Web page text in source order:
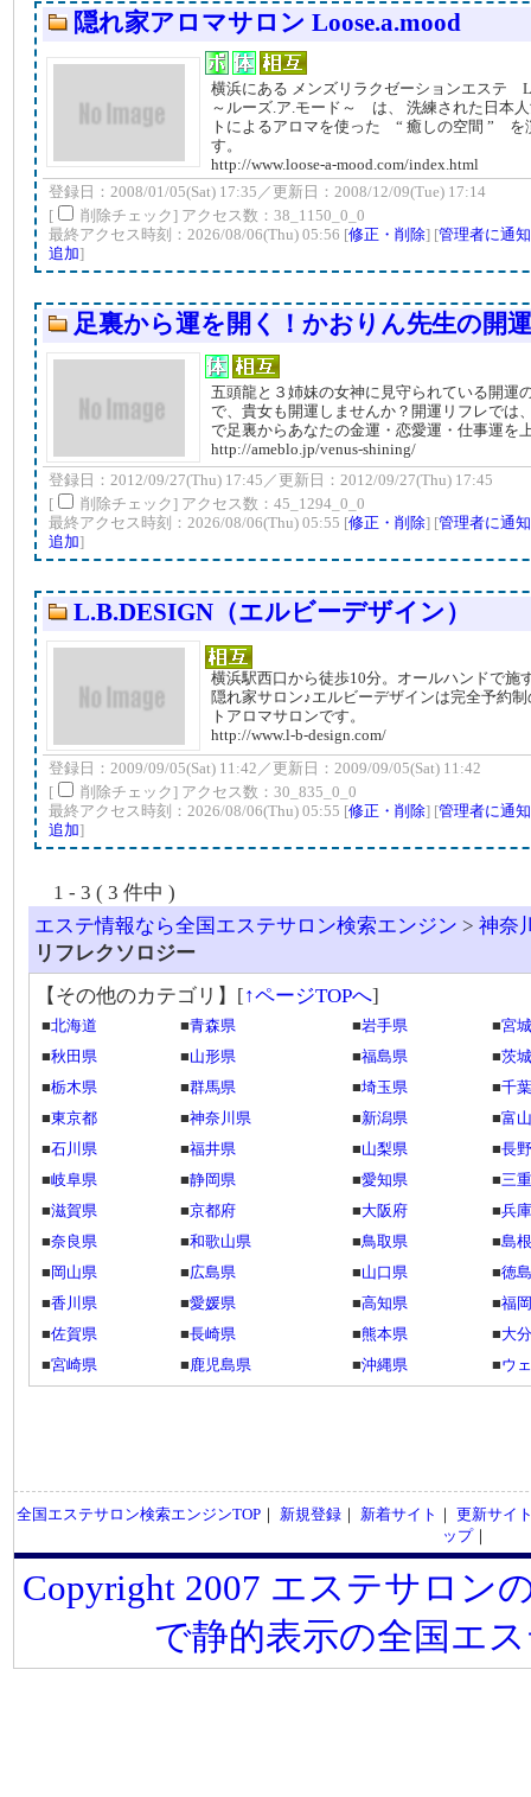
隠れ家アロマサロン Loose.a.mood
横浜にある メンズリラクゼーションエステ
～ルーズ.ア.モード～ は、 洗練された日本
トによるアロマを使った “ 癒しの空間 ” を
す。
http://www.loose-a-mood.com/index.html
登録日：2008/01/05(Sat) 17:35／更新日：2008/12/09(Tue) 17:14
[
削除チェック] アクセス数：38_1150_0_0
最終アクセス時刻：2026/08/06(Thu) 05:56 [修正・削除] [管理者に通知
追加]
足裏から運を開く！かおりん先生の開
五頭龍と３姉妹の女神に見守られている開運
で、貴女も開運しませんか？開運リフレでは
で足裏からあなたの金運・恋愛運・仕事運を
http://ameblo.jp/venus-shining/
登録日：2012/09/27(Thu) 17:45／更新日：2012/09/27(Thu) 17:45
[
削除チェック] アクセス数：45_1294_0_0
最終アクセス時刻：2026/08/06(Thu) 05:55 [修正・削除] [管理者に通知
追加]
L.B.DESIGN（エルビーデザイン）
横浜駅西口から徒歩10分。オールハンドで施
隠れ家サロン♪エルビーデザインは完全予約
トアロマサロンです。
http://www.l-b-design.com/
登録日：2009/09/05(Sat) 11:42／更新日：2009/09/05(Sat) 11:42
[
削除チェック] アクセス数：30_835_0_0
最終アクセス時刻：2026/08/06(Thu) 05:55 [修正・削除] [管理者に通知
追加]
1 - 3 ( 3 件中 )
エステ情報なら全国エステサロン検索エンジン > 神奈
リフレクソロジー
【その他のカテゴリ】 [↑ページTOPへ]
■北海道 ■青森県 ■岩手県 ■宮
■秋田県 ■山形県 ■福島県 ■茨
■栃木県 ■群馬県 ■埼玉県 ■千
■東京都 ■神奈川県 ■新潟県 ■富
■石川県 ■福井県 ■山梨県 ■長
■岐阜県 ■静岡県 ■愛知県 ■三
■滋賀県 ■京都府 ■大阪府 ■兵
■奈良県 ■和歌山県 ■鳥取県 ■島
■ 岡山県 ■広島県 ■山口県 ■徳
■香川県 ■愛媛県 ■高知県 ■福
■佐賀県 ■長崎県 ■熊本県 ■大
■宮崎県 ■鹿児島県 ■沖縄県 ■ウ
全国エステサロン検索エンジンTOP｜ 新規登録｜ 新着サイト ｜ 更新サイ
ップ｜
Copyright 2007 エステサロン
で静的表示の全国エ